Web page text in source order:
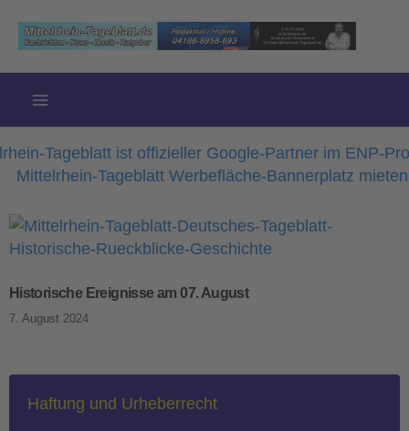
Inhalt
springen
Historische Ereignisse am 07. August
7. August 2024
Haftung und Urheberrecht